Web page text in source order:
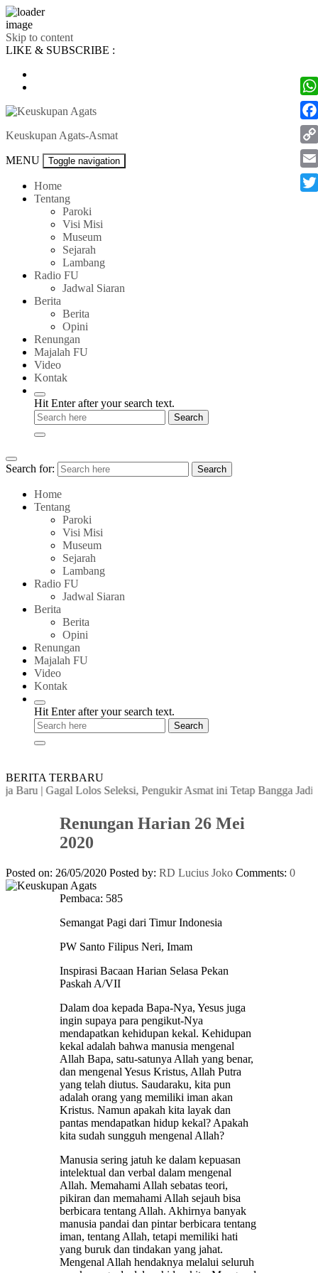
Skip to content
LIKE & SUBSCRIBE :
Keuskupan Agats-Asmat
MENU Toggle navigation
Home
Tentang
Paroki
Visi Misi
Museum
Sejarah
Lambang
Radio FU
Jadwal Siaran
Berita
Berita
Opini
Renungan
Majalah FU
Video
Kontak
Hit Enter after your search text.
Search for: Search
Home
Tentang
Paroki
Visi Misi
Museum
Sejarah
Lambang
Radio FU
Jadwal Siaran
Berita
Berita
Opini
Renungan
Majalah FU
Video
Kontak
Hit Enter after your search text.
BERITA TERBARU
Baru| Gagal Lolos Seleksi, Pengukir Asmat ini Tetap Bangga Jadi
Renungan Harian 26 Mei
2020
Posted on: 26/05/2020 Posted by: RD Lucius Joko Comments: 0
Pembaca: 585
Semangat Pagi dari Timur Indonesia
PW Santo Filipus Neri, Imam
Inspirasi Bacaan Harian Selasa Pekan
Paskah A/VII
Dalam doa kepada Bapa-Nya, Yesus juga
ingin supaya para pengikut-Nya
mendapatkan kehidupan kekal. Kehidupan
kekal adalah bahwa manusia mengenal
Allah Bapa, satu-satunya Allah yang benar,
dan mengenal Yesus Kristus, Allah Putra
yang telah diutus. Saudaraku, kita pun
adalah orang yang memiliki iman akan
Kristus. Namun apakah kita layak dan
pantas mendapatkan hidup kekal? Apakah
kita sudah sungguh mengenal Allah?
Manusia sering jatuh ke dalam kepuasan
intelektual dan verbal dalam mengenal
Allah. Memahami Allah sebatas teori,
pikiran dan memahami Allah sejauh bisa
berbicara tentang Allah. Akhirnya banyak
manusia pandai dan pintar berbicara tentang
iman, tentang Allah, tetapi memiliki hati
yang buruk dan tindakan yang jahat.
Mengenal Allah hendaknya melalui seluruh